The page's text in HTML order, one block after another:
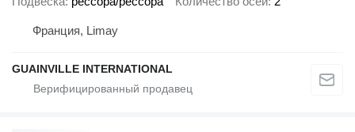
Франция, Limay
GUAINVILLE INTERNATIONAL